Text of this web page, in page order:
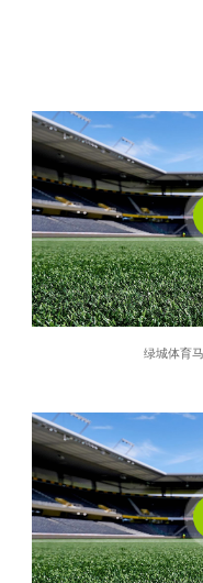
绿城体育